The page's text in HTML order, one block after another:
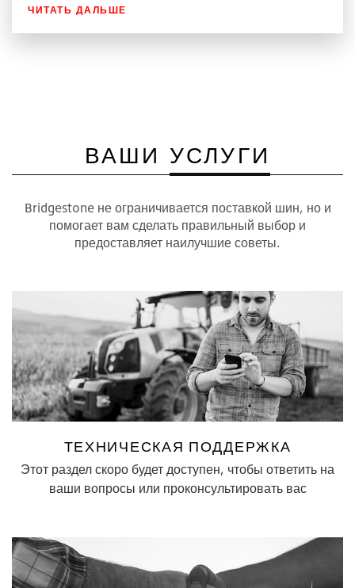
ЧИТАТЬ ДАЛЬШЕ
ВАШИ УСЛУГИ
Bridgestone не ограничивается поставкой шин, но и
помогает вам сделать правильный выбор и
предоставляет наилучшие советы.
ТЕХНИЧЕСКАЯ ПОДДЕРЖКА
Этот раздел скоро будет доступен, чтобы ответить на
ваши вопросы или проконсультировать вас